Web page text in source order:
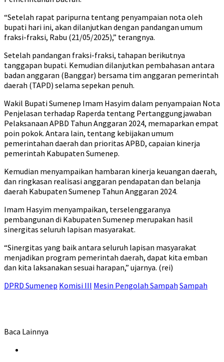
“Setelah rapat paripurna tentang penyampaian nota oleh
bupati hari ini, akan dilanjutkan dengan pandangan umum
fraksi-fraksi, Rabu (21/05/2025),” terangnya.
Setelah pandangan fraksi-fraksi, tahapan berikutnya
tanggapan bupati. Kemudian dilanjutkan pembahasan antara
badan anggaran (Banggar) bersama tim anggaran pemerintah
daerah (TAPD) selama sepekan penuh.
Wakil Bupati Sumenep Imam Hasyim dalam penyampaian Nota
Penjelasan terhadap Raperda tentang Pertanggungjawaban
Pelaksanaan APBD Tahun Anggaran 2024, memaparkan empat
poin pokok. Antara lain, tentang kebijakan umum
pemerintahan daerah dan prioritas APBD, capaian kinerja
pemerintah Kabupaten Sumenep.
Kemudian menyampaikan hambaran kinerja keuangan daerah,
dan ringkasan realisasi anggaran pendapatan dan belanja
daerah Kabupaten Sumenep Tahun Anggaran 2024.
Imam Hasyim menyampaikan, terselenggaranya
pembangunan di Kabupaten Sumenep merupakan hasil
sinergitas seluruh lapisan masyarakat.
“Sinergitas yang baik antara seluruh lapisan masyarakat
menjadikan program pemerintah daerah, dapat kita emban
dan kita laksanakan sesuai harapan,” ujarnya. (rei)
DPRD Sumenep Komisi III Mesin Pengolah Sampah Sampah
Baca Lainnya